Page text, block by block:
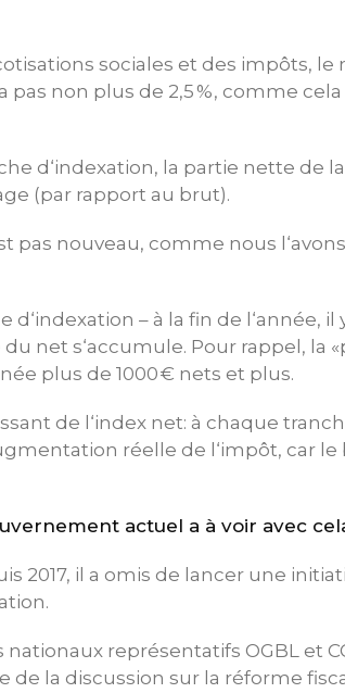
sociales et des impôts, le
non plus de 2,5 %, comme cela
d‘indexation, la partie nette de
(par rapport au brut).
pas nouveau, comme nous
d‘indexation – à la fin de l‘année, il
net s‘accumule. Pour rappel, la
plus de 1000 € nets et plus.
de l‘index net: à chaque
réelle de l‘impôt, car le
actuel a à voir avec
2017, il a omis de lancer une
représentatifs OGBL et
de la discussion sur la réforme